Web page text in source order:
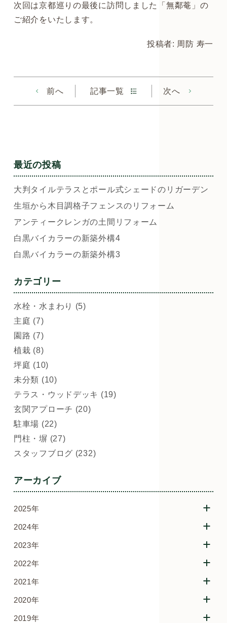
次回は京都巡りの最後に訪問しました「無鄰菴」の
ご紹介をいたします。
投稿者: 周防 寿一
前へ 記事一覧 次へ
最近の投稿
大判タイルテラスとポール式シェードのリガーデン
生垣から木目調格子フェンスのリフォーム
アンティークレンガの土間リフォーム
白黒バイカラーの新築外構4
白黒バイカラーの新築外構3
カテゴリー
水栓・水まわり (5)
主庭 (7)
園路 (7)
植栽 (8)
坪庭 (10)
未分類 (10)
テラス・ウッドデッキ (19)
玄関アプローチ (20)
駐車場 (22)
門柱・塀 (27)
スタッフブログ (232)
アーカイブ
2025年
2024年
2023年
2022年
2021年
2020年
2019年